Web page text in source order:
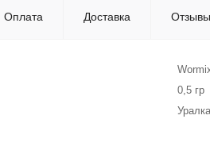
Оплата Доставка Отзывы
0,5 гр